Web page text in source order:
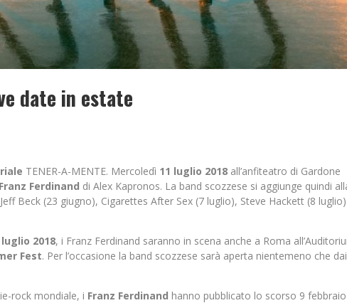
date in estate
TENER-A-MENTE. Mercoledì 11 luglio 2018 all’anfiteatro di Gardone
Franz Ferdinand di Alex Kapronos. La band scozzese si aggiunge quindi
Beck (23 giugno), Cigarettes After Sex (7 luglio), Steve Hackett (8
luglio 2018, i Franz Ferdinand saranno in scena anche a Roma
Fest. Per l’occasione la band scozzese sarà aperta nientemeno che dai
rock mondiale, i Franz Ferdinand hanno pubblicato lo scorso 9